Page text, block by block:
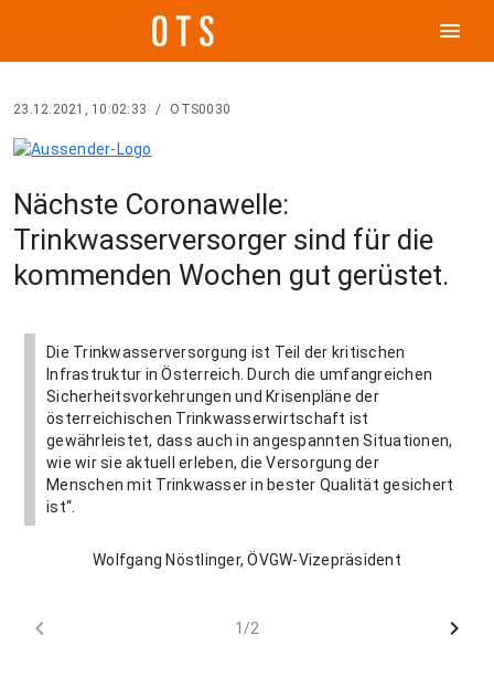
menu
23.12.2021, 10:02:33 / OTS0030
Nächste Coronawelle:
Trinkwasserversorger sind für die
kommenden Wochen gut gerüstet.
Die Trinkwasserversorgung ist Teil der kritischen
Infrastruktur in Österreich. Durch die umfangreichen
Sicherheitsvorkehrungen und Krisenpläne der
österreichischen Trinkwasserwirtschaft ist
gewährleistet, dass auch in angespannten Situationen,
wie wir sie aktuell erleben, die Versorgung der
Menschen mit Trinkwasser in bester Qualität gesichert
ist“.
Wolfgang Nöstlinger, ÖVGW-Vizepräsident
chevron_left 1/2 chevron_right